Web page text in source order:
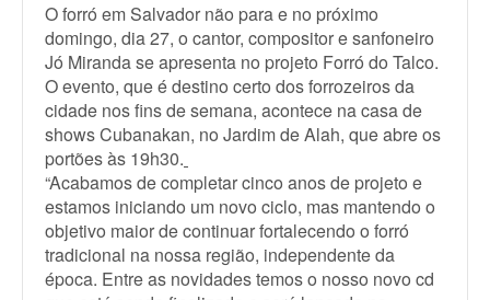
O forró em Salvador não para e no próximo
domingo, dia 27, o cantor, compositor e sanfoneiro
Jó Miranda se apresenta no projeto Forró do Talco.
O evento, que é destino certo dos forrozeiros da
cidade nos fins de semana, acontece na casa de
shows Cubanakan, no Jardim de Alah, que abre os
portões às 19h30.
“Acabamos de completar cinco anos de projeto e
estamos iniciando um novo ciclo, mas mantendo o
objetivo maior de continuar fortalecendo o forró
tradicional na nossa região, independente da
época. Entre as novidades temos o nosso novo cd